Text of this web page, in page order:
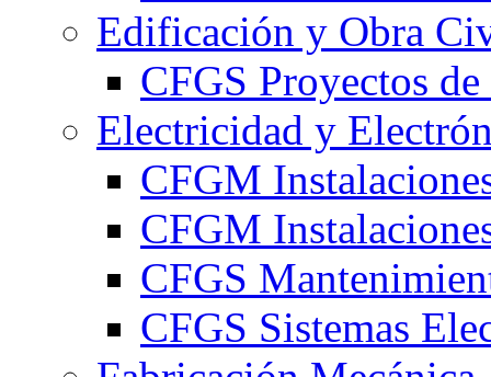
Edificación y Obra
CFGS Proyectos
Electricidad y
CFGM
CFGM
CFGS
CFGS Sistemas